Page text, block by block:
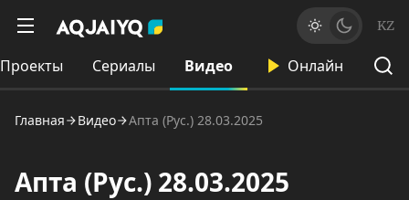
KZ
Проекты Сериалы Видео Онлайн
Главная Видео Апта (Рус.) 28.03.2025
Апта (Рус.) 28.03.2025